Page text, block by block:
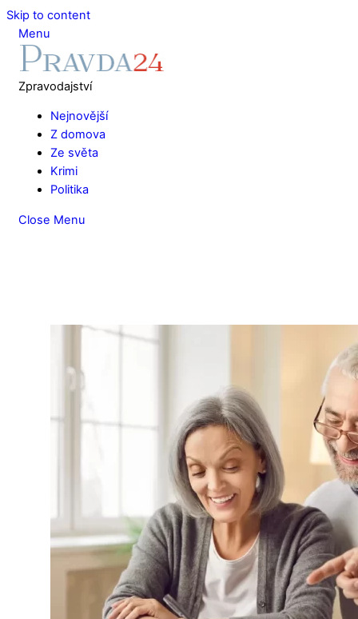
Skip to content
Menu
Zpravodajství
Nejnovější
Z domova
Ze světa
Krimi
Politika
Close Menu